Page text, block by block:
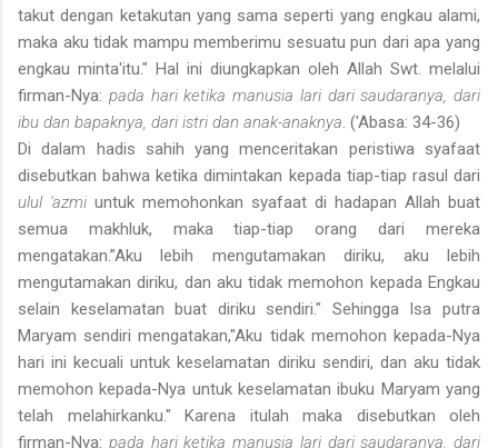
takut dengan ketakutan yang sama seperti yang engkau alami,
maka aku tidak mampu memberimu sesuatu pun dari apa yang
engkau minta'itu." Hal ini diungkapkan oleh Allah Swt. melalui
firman-Nya: pada hari ketika manusia lari dari saudaranya, dari
ibu dan bapaknya, dari istri dan anak-anaknya . ('Abasa: 34-36)
Di dalam hadis sahih yang menceritakan peristiwa syafaat
disebutkan bahwa ketika dimintakan kepada tiap-tiap rasul dari
ulul 'azmi untuk memohonkan syafaat di hadapan Allah buat
semua makhluk, maka tiap-tiap orang dari mereka
mengatakan.”Aku lebih mengutamakan diriku, aku lebih
mengutamakan diriku, dan aku tidak memohon kepada Engkau
selain keselamatan buat diriku sendiri." Sehingga Isa putra
Maryam sendiri mengatakan,"Aku tidak memohon kepada-Nya
hari ini kecuali untuk keselamatan diriku sendiri, dan aku tidak
memohon kepada-Nya untuk keselamatan ibuku Maryam yang
telah melahirkanku." Karena itulah maka disebutkan oleh
firman-Nya: pada hari ketika manusia lari dari saudaranya, dari